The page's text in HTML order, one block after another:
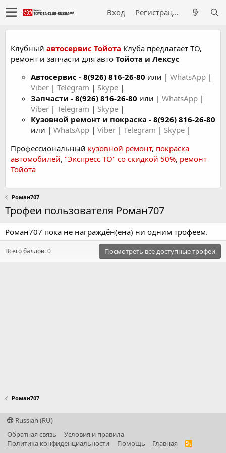
Вход Регистрация
Клубный автосервис Тойота Клуба предлагает ТО,
ремонт и запчасти для авто Тойота и Лексус
Автосервис - 8(926) 816-26-80 или | WhatsApp |
Viber | Telegram | Skype |
Запчасти - 8(926) 816-26-80 или | WhatsApp |
Viber | Telegram | Skype |
Кузовной ремонт и покраска - 8(926) 816-26-80
или | WhatsApp | Viber | Telegram | Skype |
Профессиональный кузовной ремонт, покраска
автомобилей, "Экспресс ТО" со скидкой 50%, ремонт
Тойота
Роман707
Трофеи пользователя Роман707
Роман707 пока не награждён(ена) ни одним трофеем.
Всего баллов: 0 Посмотреть все доступные трофеи
Роман707
Russian (RU)
Обратная связь
Условия и правила
Политика конфиденциальности
Помощь Главная
R